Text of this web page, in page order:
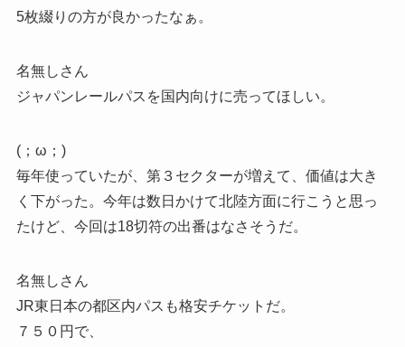
5枚綴りの方が良かったなぁ。
名無しさん
ジャパンレールパスを国内向けに売ってほしい。
(；ω；)
毎年使っていたが、第３セクターが増えて、価値は大き
く下がった。今年は数日かけて北陸方面に行こうと思っ
たけど、今回は18切符の出番はなさそうだ。
名無しさん
JR東日本の都区内パスも格安チケットだ。
７５０円で、